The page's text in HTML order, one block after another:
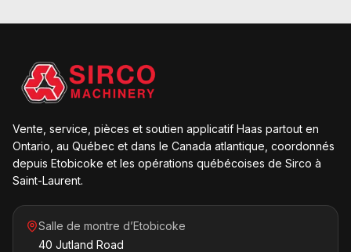
Vente, service, pièces et soutien applicatif Haas partout en
Ontario, au Québec et dans le Canada atlantique, coordonnés
depuis Etobicoke et les opérations québécoises de Sirco à
Saint-Laurent.
Salle de montre d’Etobicoke
40 Jutland Road